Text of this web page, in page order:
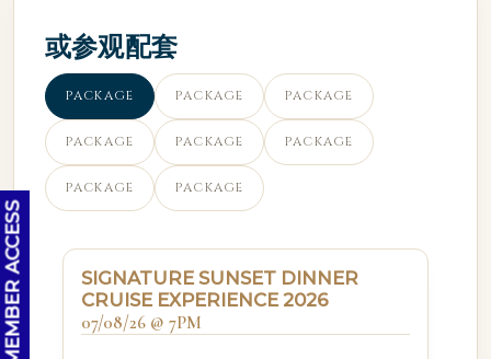
或参观配套
PACKAGE PACKAGE PACKAGE
PACKAGE PACKAGE PACKAGE
PACKAGE PACKAGE
SIGNATURE SUNSET DINNER
CRUISE EXPERIENCE 2026
07/08/26 @ 7PM
OC MEMBER ACCESS